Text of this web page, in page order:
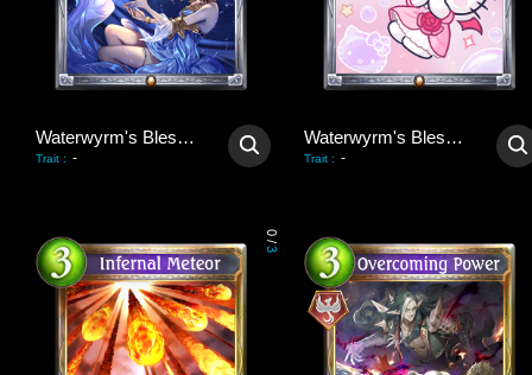
Waterwyrm's Blessing
Trait : -
Waterwyrm's Blessing
Trait : -
0
/
3